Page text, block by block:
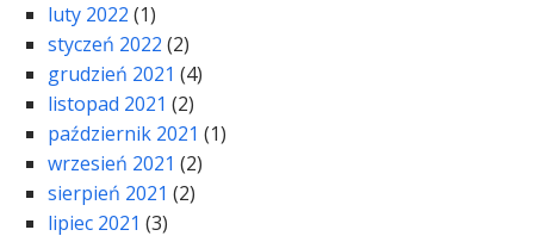
luty 2022 (1)
styczeń 2022 (2)
grudzień 2021 (4)
listopad 2021 (2)
październik 2021 (1)
wrzesień 2021 (2)
sierpień 2021 (2)
lipiec 2021 (3)